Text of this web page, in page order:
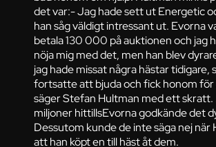
det var:- Jag hade sett ut Energetic
han såg väldigt intressant ut. Evorna
betala 130 000 på auktionen och jag
nöja mig med det, men han blev
jag hade missat några hästar tidigare,
fortsatte att bjuda och fick honom
säger Stefan Hultman med ett skratt.
miljoner hittillsEvorna godkände det
Dessutom kunde de inte säga nej när
att han köpt en till häst åt dem.